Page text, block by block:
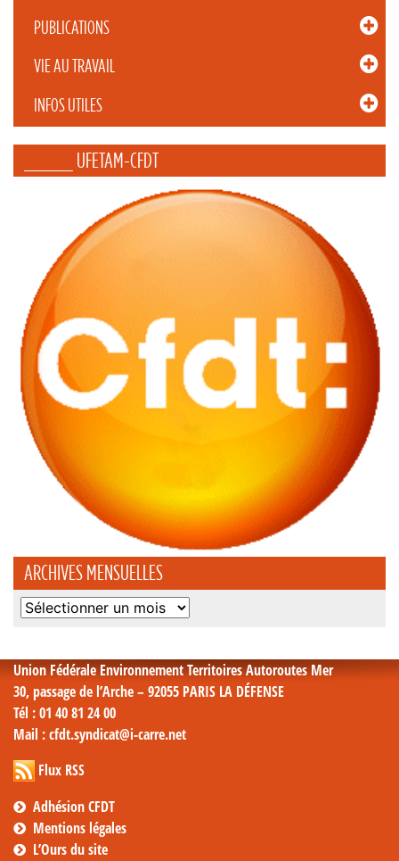
PUBLICATIONS
VIE AU TRAVAIL
INFOS UTILES
_____ UFETAM-CFDT
ARCHIVES MENSUELLES
Archives
Union Fédérale Environnement Territoires Autoroutes Mer
30, passage de l’Arche – 92055 PARIS LA DÉFENSE
Tél : 01 40 81 24 00
Mail : cfdt.syndicat@i-carre.net
Flux RSS
Adhésion CFDT
Mentions légales
L’Ours du site